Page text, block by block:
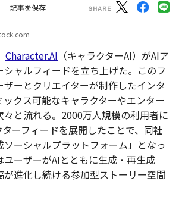
記事を保存
Character.AI （キャラクターAI）がAIア
シャルフィードを立ち上げた。このフ
ザーとクリエイターが制作したインタ
ックス可能なキャラクターやエンター
々と流れる。2000万人規模の利用者に
ーフィードを展開したことで、同社
ソーシャルプラットフォーム」となっ
ユーザーがAIとともに生成・再生成
が進化し続ける参加型ストーリー空間